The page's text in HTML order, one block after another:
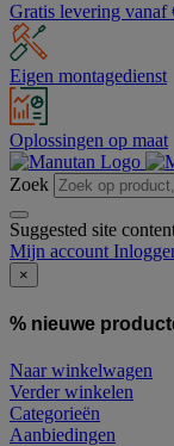
Gratis levering vanaf
Eigen montagedienst
Oplossingen op maat
Zoek
Suggested site
Mijn account
×
% nieuwe
Naar winkelwagen
Verder winkelen
Categorieën
Aanbiedingen